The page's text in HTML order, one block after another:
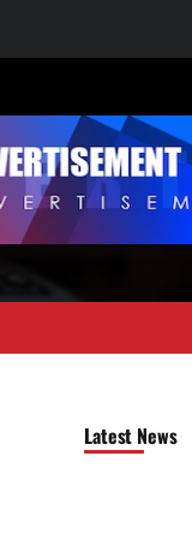
Latest News